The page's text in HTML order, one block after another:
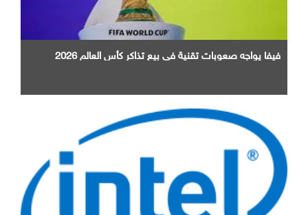
فيفا يواجه صعوبات تقنية في بيع تذاكر كأس العالم 2026